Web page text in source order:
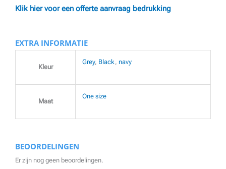
Klik hier voor een offerte aanvraag bedrukking
EXTRA INFORMATIE
Kleur
Grey, Black, navy
Maat
One size
BEOORDELINGEN
Er zijn nog geen beoordelingen.